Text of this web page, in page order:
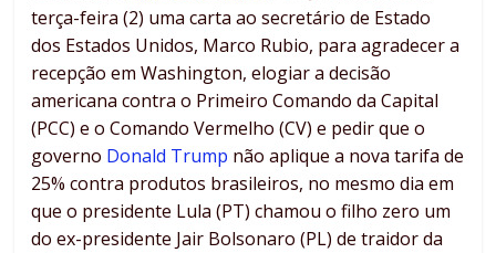
terça-feira (2) uma carta ao secretário de Estado
dos Estados Unidos, Marco Rubio, para agradecer a
recepção em Washington, elogiar a decisão
americana contra o Primeiro Comando da Capital
(PCC) e o Comando Vermelho (CV) e pedir que o
governo Donald Trump não aplique a nova tarifa de
25% contra produtos brasileiros, no mesmo dia em
que o presidente Lula (PT) chamou o filho zero um
do ex-presidente Jair Bolsonaro (PL) de traidor da